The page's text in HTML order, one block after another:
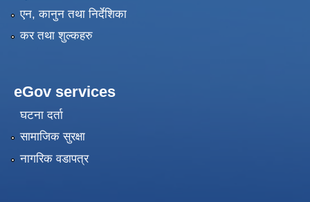
एन, कानुन तथा निर्देशिका
कर तथा शुल्कहरु
eGov services
घटना दर्ता
सामाजिक सुरक्षा
नागरिक वडापत्र